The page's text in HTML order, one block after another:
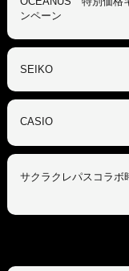
ンペーン
SEIKO
CASIO
サクラクレパスコラボ